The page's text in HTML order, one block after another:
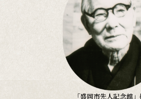
「盛岡市先人記念館